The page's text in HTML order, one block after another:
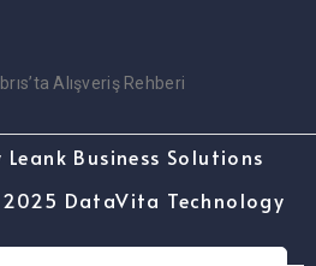
Alışveriş Rehberi
Business Solutions
DataVita Technology